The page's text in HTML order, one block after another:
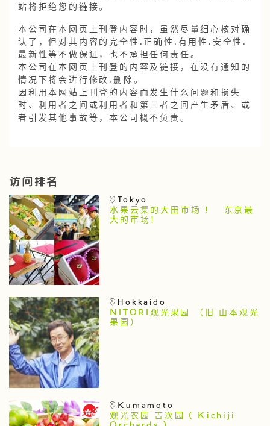
站将拒绝您的链接。
本公司在本网页上刊登内容时，虽然尽量细心核对确
认了，但对其内容的完全性·正确性·有用性·安全性·
最新性等不做保证，也不承担任何责任。
本公司在本网页上刊登的内容及链接，在没有通知的
情况下将会进行修改·删除。
因利用本网站上刊登的内容而发生什么问题和损失
时、利用者之间或利用者和第三者之间产生矛盾、或
者引发其他事故等，本公司概不负责。
访问排名
Tokyo
水果云集的大田市场 ! 东京最
大的市场！
Hokkaido
NITORI观光果园 （旧 山本观光
果园）
Kumamoto
观光农园 吉次园 ( Kichiji